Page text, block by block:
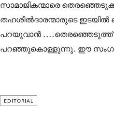
സാമാജികന്മാരെ
തഹശീൽദാരന്മാരുടെ ഇടയിൽ
പറയുവാൻ ....തെരഞ്ഞെടുത്ത്
പറഞ്ഞുകൊള്ളുന്നു. ഈ
EDITORIAL